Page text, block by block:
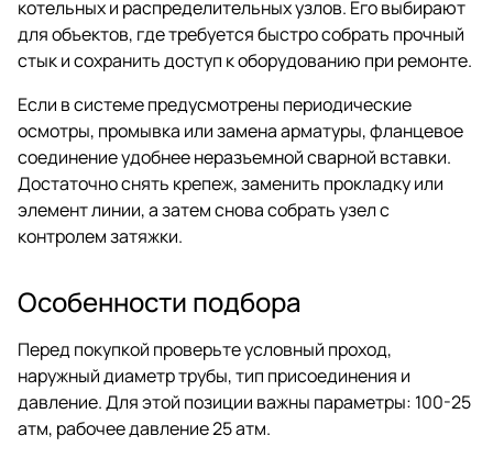
котельных и распределительных узлов. Его выбирают
для объектов, где требуется быстро собрать прочный
стык и сохранить доступ к оборудованию при ремонте.
Если в системе предусмотрены периодические
осмотры, промывка или замена арматуры, фланцевое
соединение удобнее неразъемной сварной вставки.
Достаточно снять крепеж, заменить прокладку или
элемент линии, а затем снова собрать узел с
контролем затяжки.
Особенности подбора
Перед покупкой проверьте условный проход,
наружный диаметр трубы, тип присоединения и
давление. Для этой позиции важны параметры: 100-25
атм, рабочее давление 25 атм.